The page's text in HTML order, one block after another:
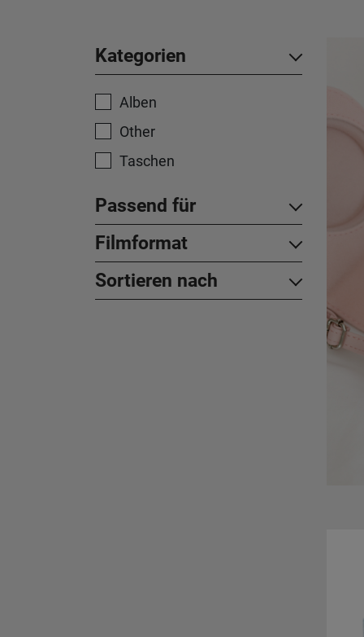
Kategorien
Alben
Other
Taschen
Passend für
Filmformat
Sortieren nach